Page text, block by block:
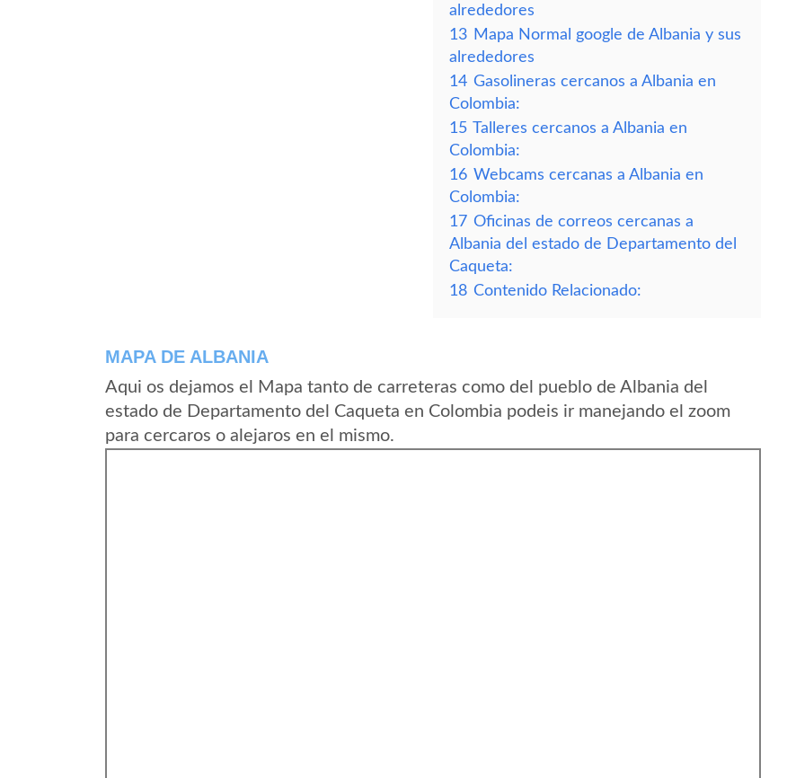
alrededores
13 Mapa Normal google de Albania y sus
alrededores
14 Gasolineras cercanos a Albania en
Colombia:
15 Talleres cercanos a Albania en
Colombia:
16 Webcams cercanas a Albania en
Colombia:
17 Oficinas de correos cercanas a
Albania del estado de Departamento del
Caqueta:
18 Contenido Relacionado:
MAPA DE ALBANIA
Aqui os dejamos el Mapa tanto de carreteras como del pueblo de Albania del
estado de Departamento del Caqueta en Colombia podeis ir manejando el zoom
para cercaros o alejaros en el mismo.